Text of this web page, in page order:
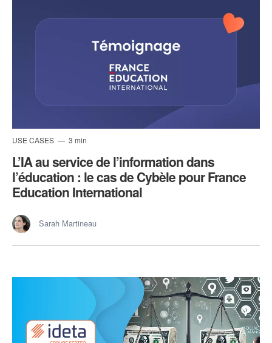
USE CASES 3 min
L’IA au service de l’information dans
l’éducation : le cas de Cybèle pour France
Education International
Sarah Martineau